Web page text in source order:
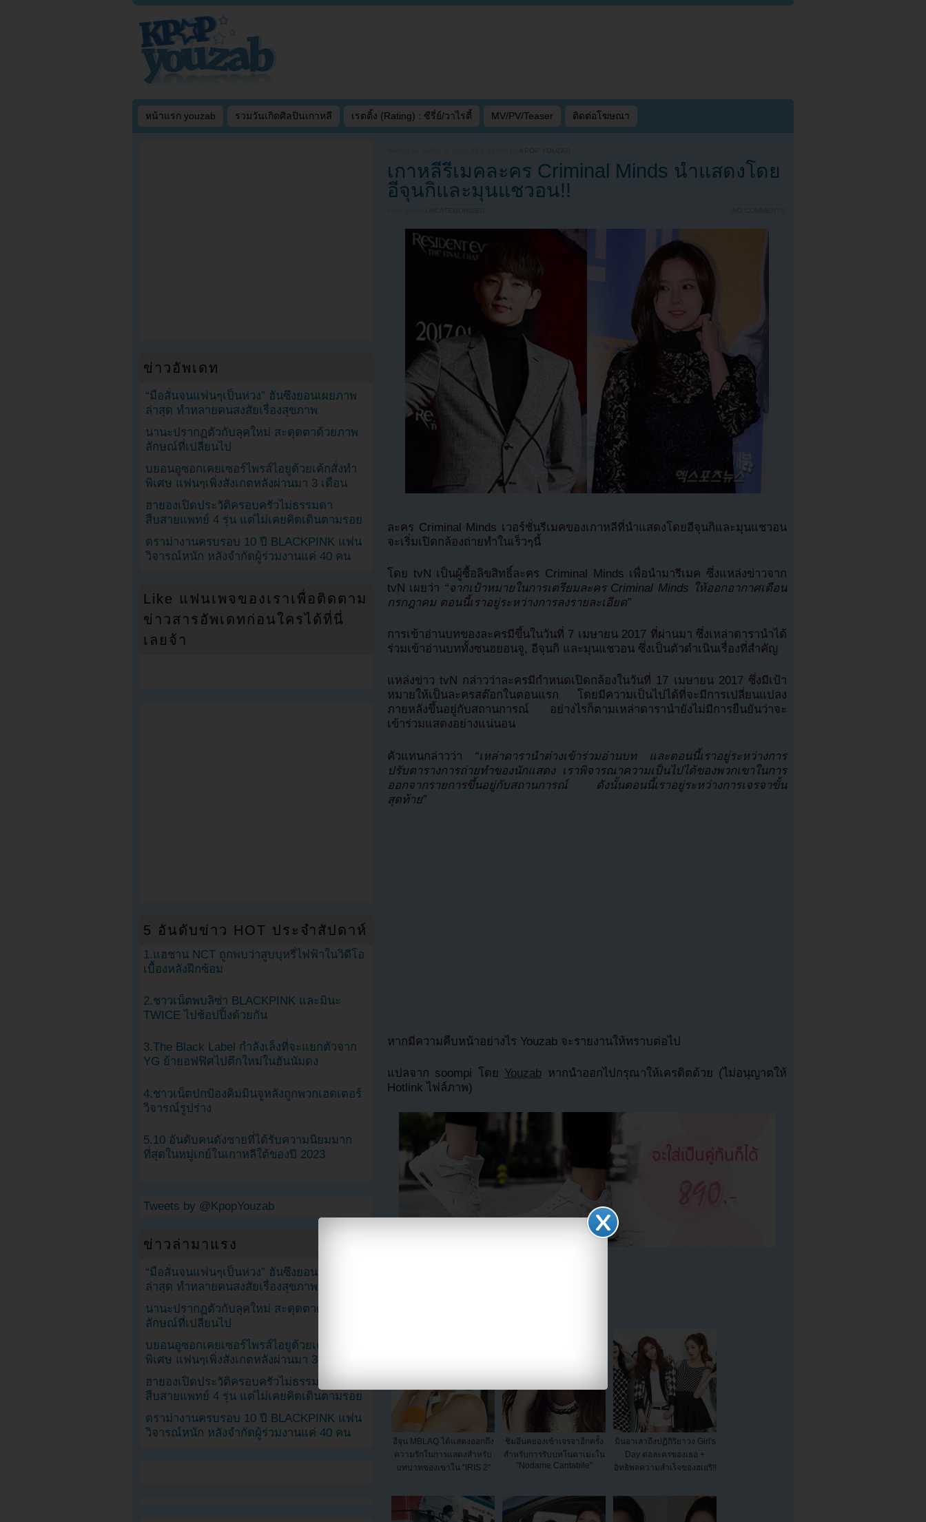
หน้าแรก youzab รวมวันเกิดศิลปินเกาหลี เรตติ้ง (Rating) : ซีรี่ย์/วาไรตี้ MV/PV/Teaser ติดต่อโฆษณา
KPOP YOUZAB
เกาหลีรีเมคละคร Criminal Minds นำแสดงโดย
อีจุนกิและมุนแชวอน!!
UNCATEGORIZED NO COMMENTS
ละคร Criminal Minds เวอร์ชั่นรีเมคของเกาหลีที่นำแสดงโดยอีจุนกิและมุนแชวอน
จะเริ่มเปิดกล้องถ่ายทำในเร็วๆนี้
โดย tvN เป็นผู้ซื้อลิขสิทธิ์ละคร Criminal Minds เพื่อนำมารีเมค ซึ่งแหล่งข่าวจาก
tvN เผยว่า “จากเป้าหมายในการเตรียมละคร Criminal Minds ให้ออกอากาศเดือน
กรกฎาคม ตอนนี้เราอยู่ระหว่างการลงรายละเอียด”
การเข้าอ่านบทของละครมีขึ้นในวันที่ 7 เมษายน 2017 ที่ผ่านมา ซึ่งเหล่าดารานำได้
ร่วมเข้าอ่านบททั้งซนฮยอนจู, อีจุนกิ และมุนแชวอน ซึ่งเป็นตัวดำเนินเรื่องที่สำคัญ
แหล่งข่าว tvN กล่าวว่าละครมีกำหนดเปิดกล้องในวันที่ 17 เมษายน 2017 ซึ่งมีเป้า
หมายให้เป็นละครสต๊อกในตอนแรก โดยมีความเป็นไปได้ที่จะมีการเปลี่ยนแปลง
ภายหลังขึ้นอยู่กับสถานการณ์ อย่างไรก็ตามเหล่าดารานำยังไม่มีการยืนยันว่าจะ
เข้าร่วมแสดงอย่างแน่นอน
คัวแทนกล่าวว่า “เหล่าดารานำต่างเข้าร่วมอ่านบท และตอนนี้เราอยู่ระหว่างการ
ปรับตารางการถ่ายทำของนักแสดง เราพิจารณาความเป็นไปได้ของพวกเขาในการ
ออกจากรายการขึ้นอยู่กับสถานการณ์ ดังนั้นตอนนี้เราอยู่ระหว่างการเจรจาขั้น
สุดท้าย”
หากมีความคืบหน้าอย่างไร Youzab จะรายงานให้ทราบต่อไป
แปลจาก soompi โดย Youzab หากนำออกไปกรุณาให้เครดิตด้วย (ไม่อนุญาตให้
Hotlink ไฟล์ภาพ)
อีจุน MBLAQ ได้แสดงออกถึง
ความรักในการแสดงสำหรับ
บทบาทของเขาใน "IRIS 2"
ชิมอึนคยองเข้าเจรจาอีกครั้ง
สำหรับการรับบทโนดาเมะใน
"Nodame Cantabile"
มินอาเล่าถึงปฏิกิริยาวง Girl's
Day ต่อละครของเธอ +
อิทธิพลความสำเร็จของฮเยริ!!
ข่าวอัพเดท
“มือสั่นจนแฟนๆเป็นห่วง” ฮันซึงยอนเผยภาพ
ล่าสุด ทำหลายคนสงสัยเรื่องสุขภาพ
นานะปรากฏตัวกับลุคใหม่ สะดุดตาด้วยภาพ
ลักษณ์ที่เปลี่ยนไป
บยอนอูซอกเคยเซอร์ไพรส์ไอยูด้วยเค้กสั่งทำ
พิเศษ แฟนๆเพิ่งสังเกตหลังผ่านมา 3 เดือน
ฮายองเปิดประวัติครอบครัวไม่ธรรมดา
สืบสายแพทย์ 4 รุ่น แต่ไม่เคยคิดเดินตามรอย
ดราม่างานครบรอบ 10 ปี BLACKPINK แฟน
วิจารณ์หนัก หลังจำกัดผู้ร่วมงานแค่ 40 คน
Like แฟนเพจของเราเพื่อติดตาม
ข่าวสารอัพเดทก่อนใครได้ที่นี่
เลยจ้า
5 อันดับข่าว HOT ประจำสัปดาห์
1.แฮชาน NCT ถูกพบว่าสูบบุหรี่ไฟฟ้าในวิดีโอ
เบื้องหลังฝึกซ้อม
2.ชาวเน็ตพบลิซ่า BLACKPINK และมินะ
TWICE ไปช้อปปิ้งด้วยกัน
3.The Black Label กำลังเล็งที่จะแยกตัวจาก
YG ย้ายอฟฟิศไปตึกใหม่ในฮันนัมดง
4.ชาวเน็ตปกป้องคิมมินจูหลังถูกพวกเฮดเตอร์
วิจารณ์รูปร่าง
5.10 อันดับคนดังชายที่ได้รับความนิยมมาก
ที่สุดในหมู่เกย์ในเกาหลีใต้ของปี 2023
Tweets by @KpopYouzab
ข่าวล่ามาแรง
“มือสั่นจนแฟนๆเป็นห่วง” ฮันซึงยอนเผยภาพ
ล่าสุด ทำหลายคนสงสัยเรื่องสุขภาพ
นานะปรากฏตัวกับลุคใหม่ สะดุดตาด้วยภาพ
ลักษณ์ที่เปลี่ยนไป
บยอนอูซอกเคยเซอร์ไพรส์ไอยูด้วยเค้กสั่งทำ
พิเศษ แฟนๆเพิ่งสังเกตหลังผ่านมา 3 เดือน
ฮายองเปิดประวัติครอบครัวไม่ธรรมดา
สืบสายแพทย์ 4 รุ่น แต่ไม่เคยคิดเดินตามรอย
ดราม่างานครบรอบ 10 ปี BLACKPINK แฟน
วิจารณ์หนัก หลังจำกัดผู้ร่วมงานแค่ 40 คน